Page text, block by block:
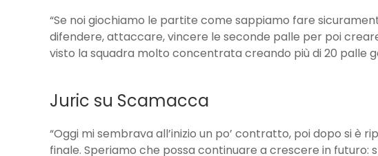
“Se noi giochiamo le partite come sappiamo fare
difendere, attaccare, vincere le seconde palle per poi
visto la squadra molto concentrata creando più di 20 palle
Juric su Scamacca
“Oggi mi sembrava all’inizio un po’ contratto, poi dopo si è
finale. Speriamo che possa continuare a crescere in futuro: